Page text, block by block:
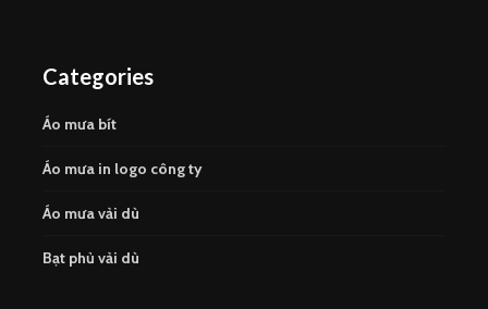
Categories
Áo mưa bít
Áo mưa in logo công ty
Áo mưa vải dù
Bạt phủ vải dù